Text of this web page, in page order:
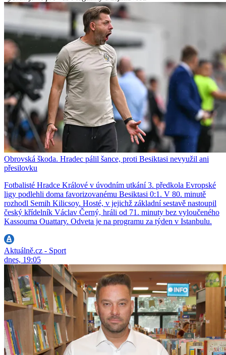
Obrovská škoda. Hradec pálil šance, proti Besiktasi nevyužil ani
přesilovku
Fotbalisté Hradce Králové v úvodním utkání 3. předkola Evropské
ligy podlehli doma favorizovanému Besiktasi 0:1. V 80. minutě
rozhodl Semih Kilicsoy. Hosté, v jejichž základní sestavě nastoupil
český křídelník Václav Černý, hráli od 71. minuty bez vyloučeného
Kassouma Ouattary. Odveta je na programu za týden v Istanbulu.
Aktuálně.cz - Sport
dnes, 19:05